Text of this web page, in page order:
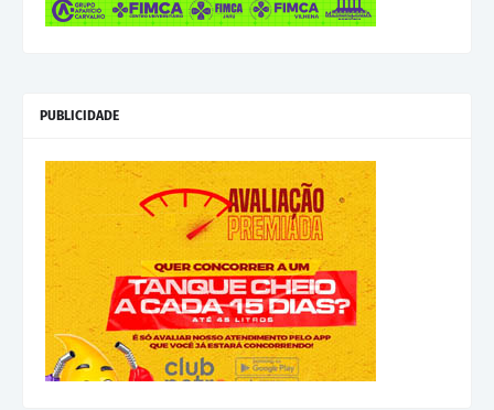
PUBLICIDADE